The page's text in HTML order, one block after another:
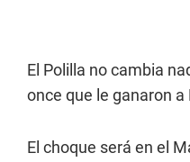
El Polilla no cambia
once que le ganaron
El choque será en el